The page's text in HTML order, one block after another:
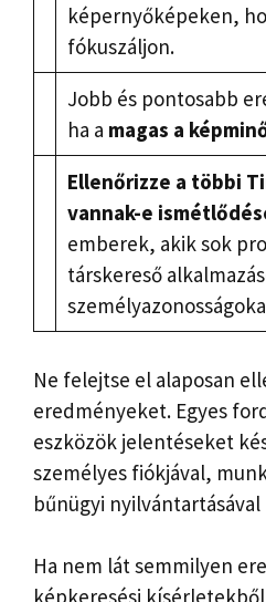
képernyőképeken,
fókuszáljon.
Jobb és pontosabb
ha a magas a
Ellenőrizze a többi
vannak-e
emberek, akik sok
társkereső
Ne felejtse el alaposan
eredményeket. Egyes
eszközök jelentéseket
személyes fiókjával,
bűnügyi
Ha nem lát semmilyen